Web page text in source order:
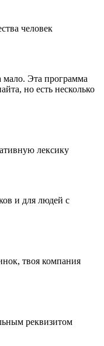
человек
мало. Эта программа
но есть несколько
лексику
и для людей с
твоя компания
реквизитом